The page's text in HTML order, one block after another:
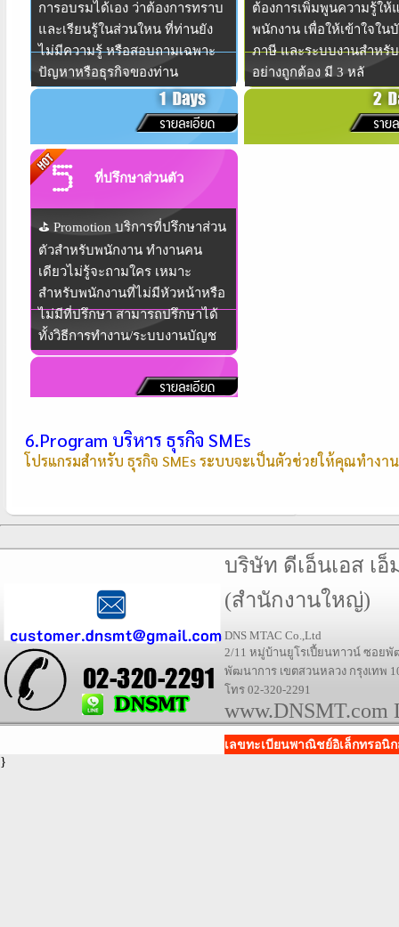
การอบรมได้เอง ว่าต้องการทราบ
และเรียนรู้ในส่วนใหน ที่ท่านยัง
ไม่มีความรู้ หรือสอบถามเฉพาะ
ปัญหาหรือธุรกิจของท่าน
ต้องการเพิ่มพูนความรู้ให้
พนักงาน เพื่อให้เข้าใจใน
ภาษี และระบบงานสำหรั
อย่างถูกต้อง มี 3 หลั
ที่ปรึกษาส่วนตัว
⛳️ Promotion บริการที่ปรึกษาส่วน
ตัวสำหรับพนักงาน ทำงานคน
เดียวไม่รู้จะถามใคร เหมาะ
สำหรับพนักงานที่ไม่มีหัวหน้าหรือ
ไม่มีที่ปรึกษา สามารถปรึกษาได้
ทั้งวิธีการทำงาน/ระบบงานบัญช
6.Program บริหาร ธุรกิจ SMEs
โปรแกรมสำหรับ ธุรกิจ SMEs ระบบจะเป็นตัวช่วยให้คุณทำง
บริษัท ดีเอ็นเอส เ
(สำนักงานใหญ่)
DNS MTAC Co.,Ltd
2/11 หมู่บ้านยูโรเปี้ยนทาวน์ ซอย
พัฒนาการ เขตสวนหลวง กรุงเทพ
โทร 02-320-2291
www.DNSMT.com
เลขทะเบียนพาณิชย์อิเล็กทรอนิ
}